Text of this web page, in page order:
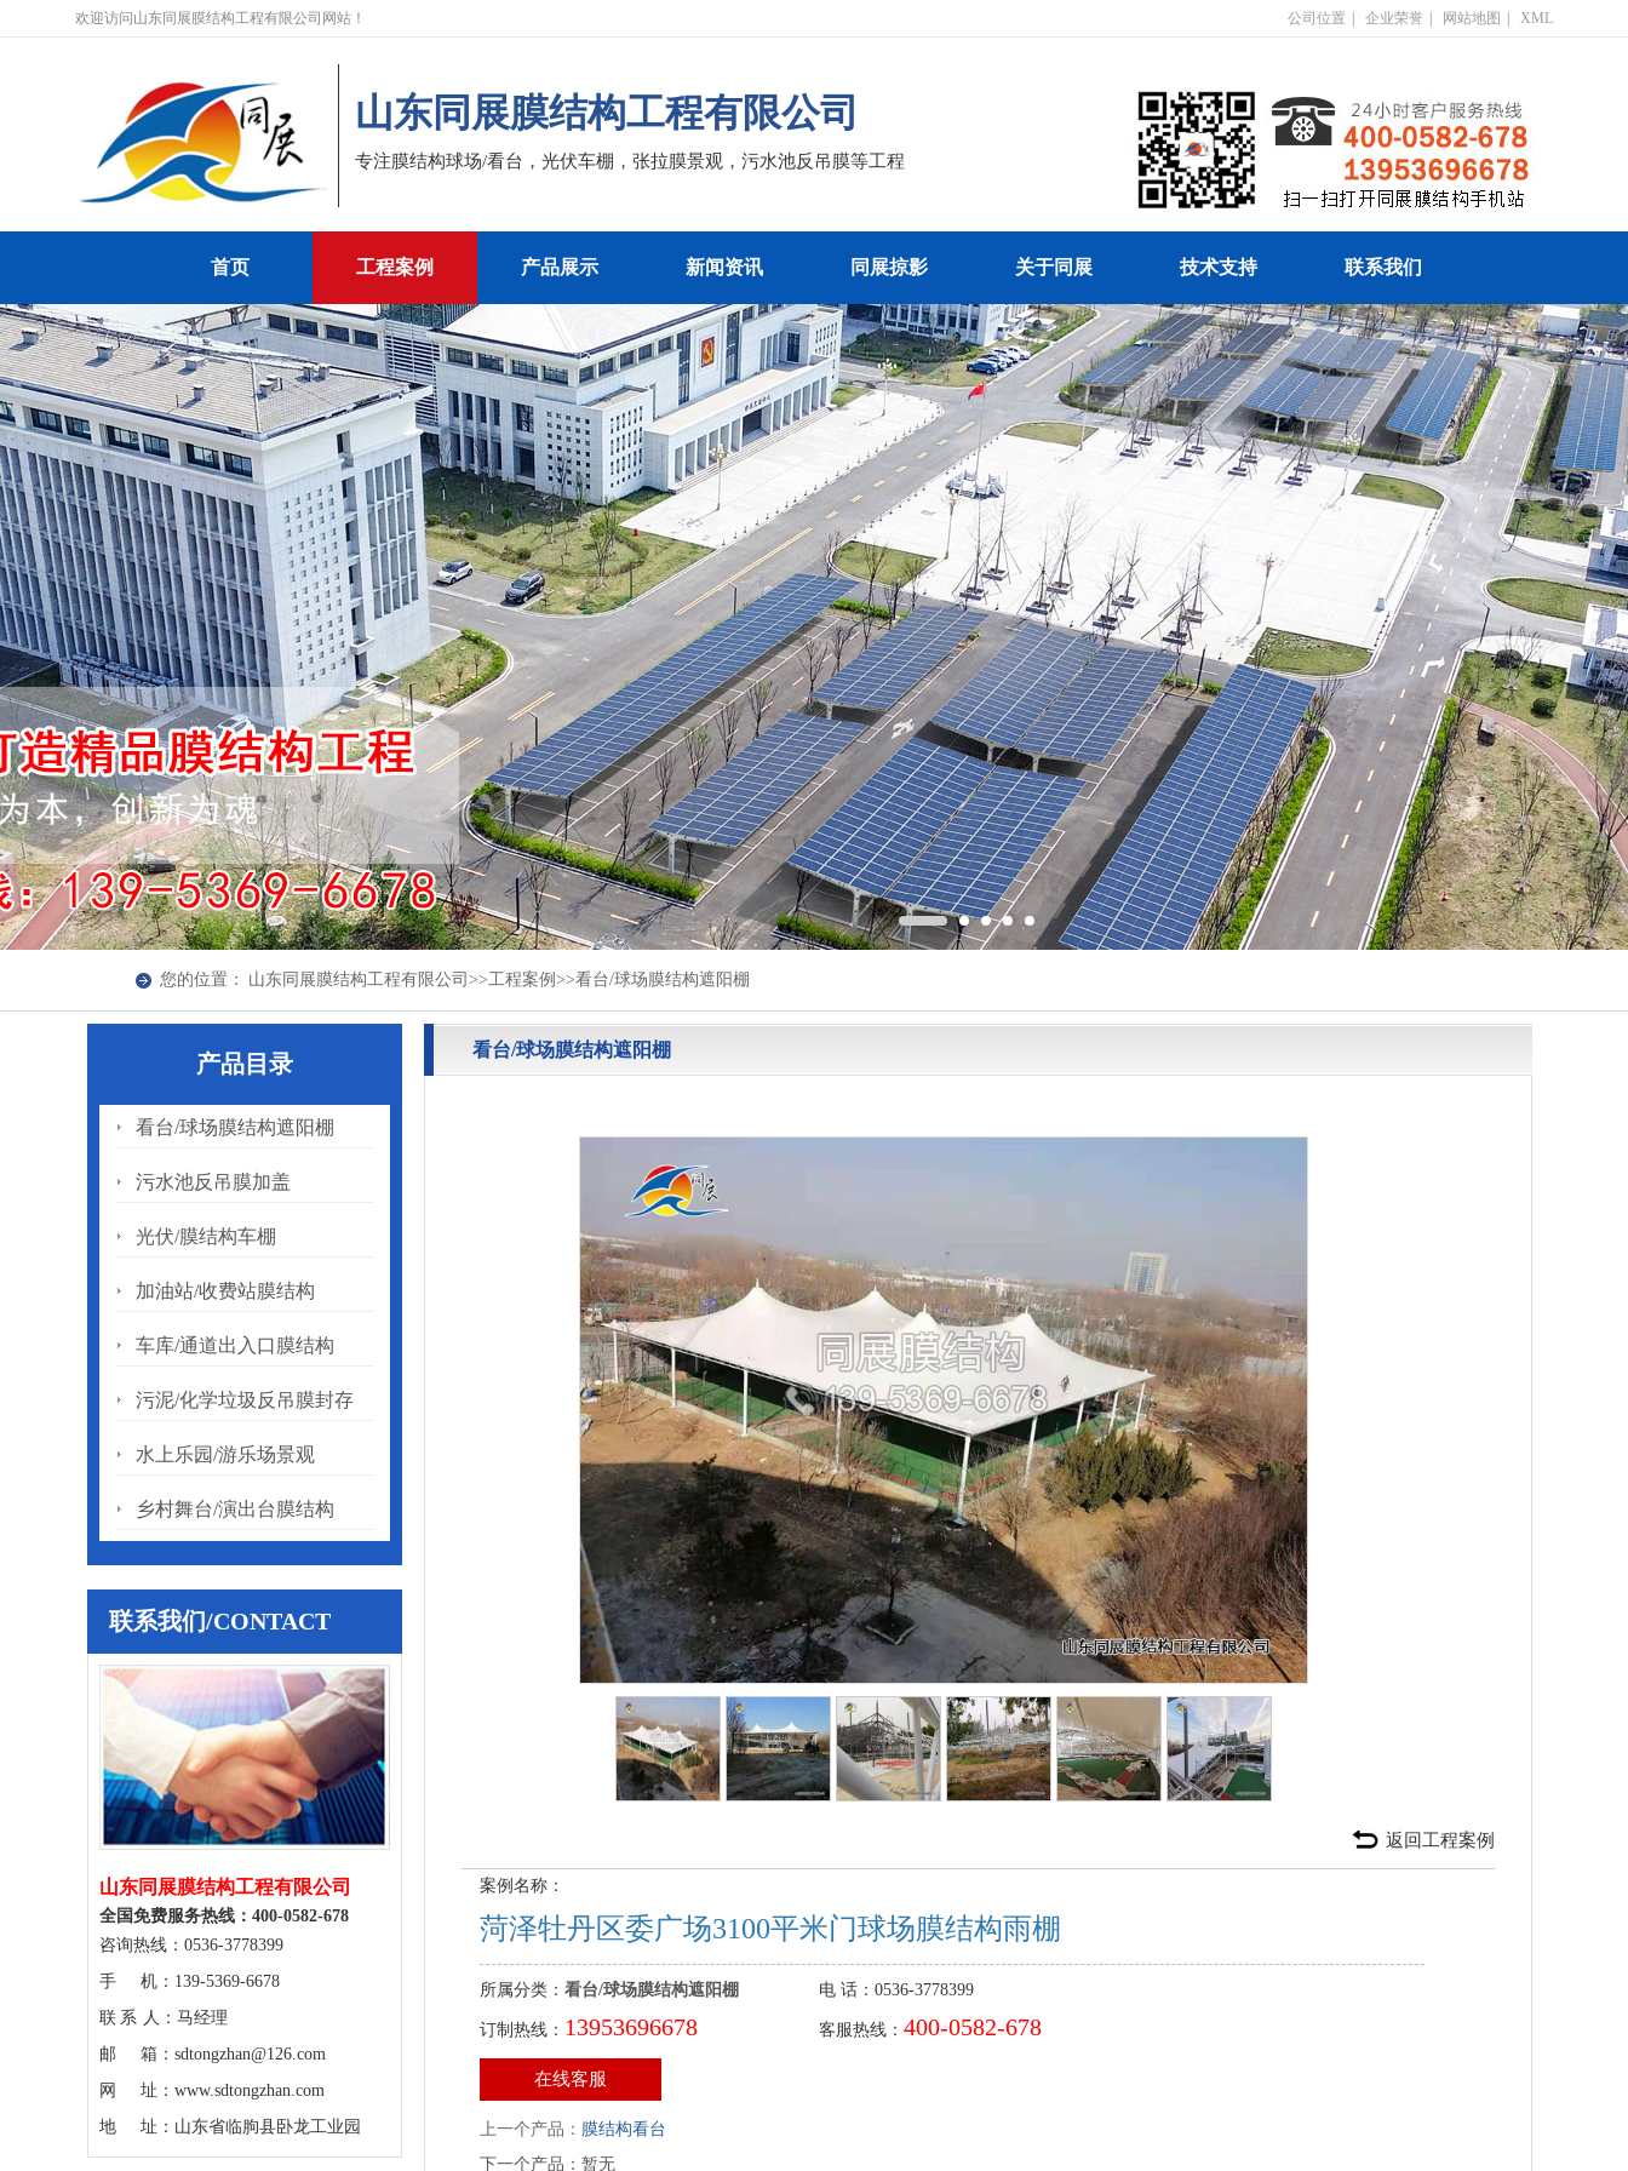
欢迎访问山东同展膜结构工程有限公司网站！ 公司位置 企业荣誉 网站地图 XML
山东同展膜结构工程有限公司
专注膜结构球场/看台，光伏车棚，张拉膜景观，污水池反吊膜等工程
首页 工程案例 产品展示 新闻资讯 同展掠影 关于同展 技术支持 联系我们
您的位置： 山东同展膜结构工程有限公司 >>工程案例 >>看台/球场膜结构遮阳棚
产品目录
看台/球场膜结构遮阳棚
污水池反吊膜加盖
光伏/膜结构车棚
加油站/收费站膜结构
车库/通道出入口膜结构
污泥/化学垃圾反吊膜封存
水上乐园/游乐场景观
乡村舞台/演出台膜结构
联系我们/CONTACT
山东同展膜结构工程有限公司
全国免费服务热线：400-0582-678
咨询热线：0536-3778399
手 机：139-5369-6678
联 系 人：马经理
邮 箱：sdtongzhan@126.com
网 址：www.sdtongzhan.com
地 址：山东省临朐县卧龙工业园
看台/球场膜结构遮阳棚
返回工程案例
案例名称：
菏泽牡丹区委广场3100平米门球场膜结构雨棚
所属分类： 看台/球场膜结构遮阳棚 电 话：0536-3778399
订制热线： 13953696678 客服热线： 400-0582-678
在线客服
上一个产品： 膜结构看台
下一个产品：暂无